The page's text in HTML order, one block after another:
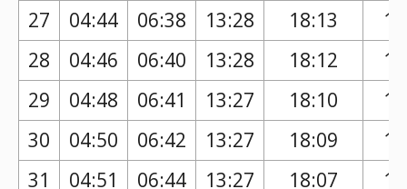
27
04:44 06:38 13:28 18:13
28
04:46 06:40 13:28 18:12
29
04:48 06:41 13:27 18:10
30
04:50 06:42 13:27 18:09
31
04:51 06:44 13:27 18:07